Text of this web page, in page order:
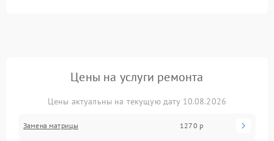
Цены на услуги ремонта
Цены актуальны на текущую дату 10.08.2026
Замена матрицы 1270 р